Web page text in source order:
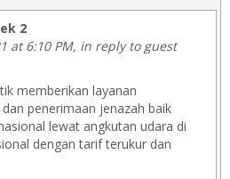
2
at 6:10 PM, in reply to guest
memberikan layanan
penerimaan jenazah baik
lewat angkutan udara di
dengan tarif terukur dan